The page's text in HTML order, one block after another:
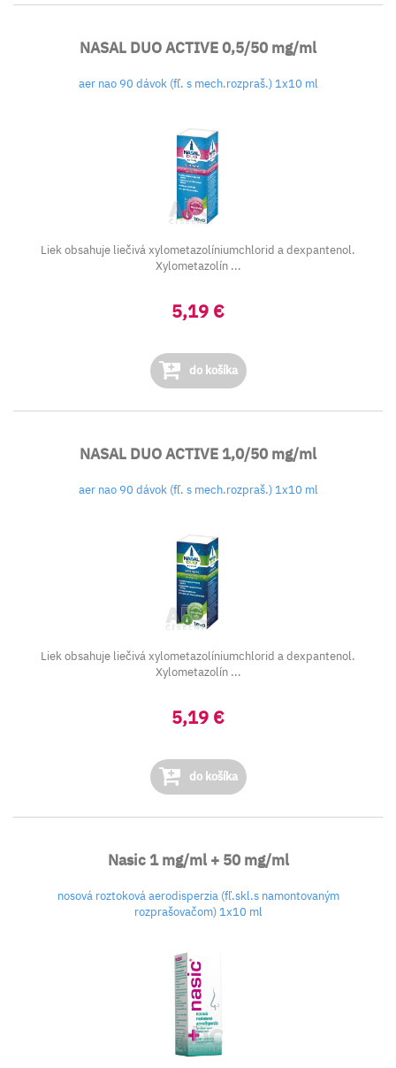
NASAL DUO ACTIVE 0,5/50 mg/ml
aer nao 90 dávok (fľ. s mech.rozpraš.) 1x10 ml
Liek obsahuje liečivá xylometazolíniumchlorid a dexpantenol.
Xylometazolín ...
5,19 €
do košíka
NASAL DUO ACTIVE 1,0/50 mg/ml
aer nao 90 dávok (fľ. s mech.rozpraš.) 1x10 ml
Liek obsahuje liečivá xylometazolíniumchlorid a dexpantenol.
Xylometazolín ...
5,19 €
do košíka
Nasic 1 mg/ml + 50 mg/ml
nosová roztoková aerodisperzia (fľ.skl.s namontovaným
rozprašovačom) 1x10 ml